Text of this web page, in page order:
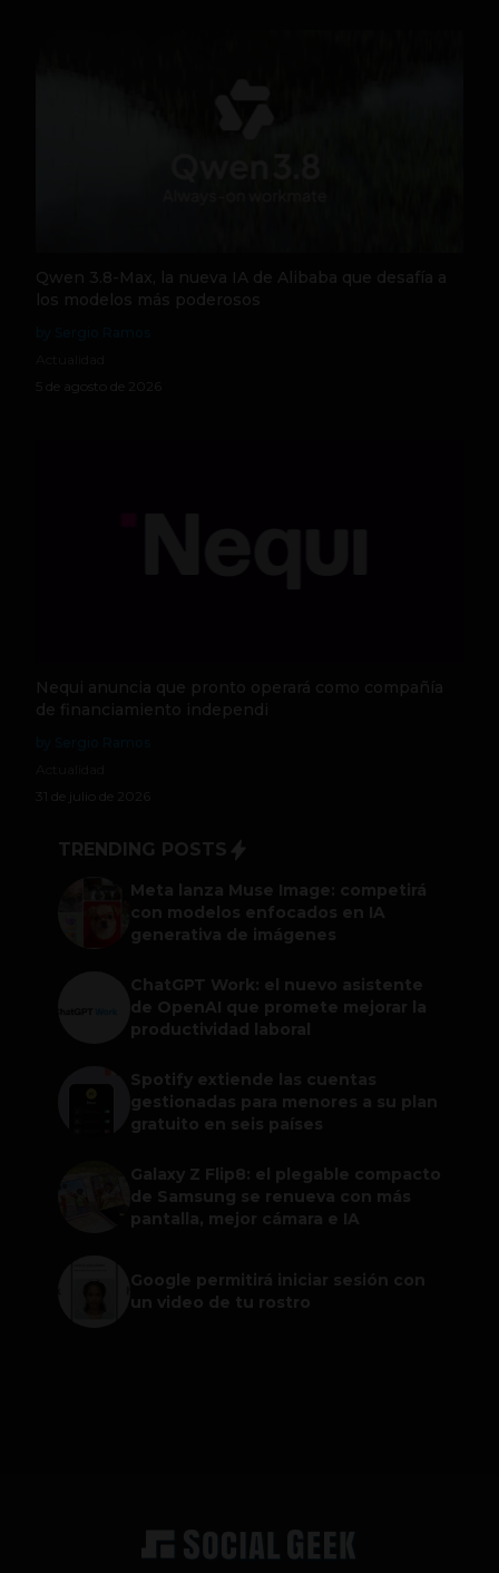
Qwen 3.8-Max, la nueva IA de Alibaba que desafía a
los modelos más poderosos
5 de agosto de 2026
Nequi anuncia que pronto operará como compañía
de financiamiento independi
31 de julio de 2026
TRENDING POSTS
Meta lanza Muse Image: competirá
con modelos enfocados en IA
generativa de imágenes
ChatGPT Work: el nuevo asistente
de OpenAI que promete mejorar la
productividad laboral
Spotify extiende las cuentas
gestionadas para menores a su plan
gratuito en seis países
Galaxy Z Flip8: el plegable compacto
de Samsung se renueva con más
pantalla, mejor cámara e IA
Google permitirá iniciar sesión con
un video de tu rostro